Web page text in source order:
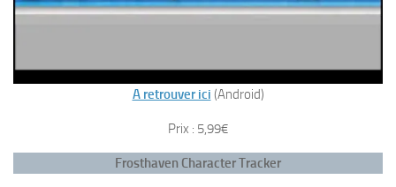
A retrouver ici (Android)
Prix : 5,99€
Frosthaven Character Tracker